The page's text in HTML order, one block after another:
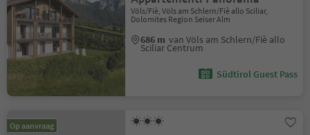
Völs/Fiè, Völs am Schlern/Fiè allo Sciliar,
Dolomites Region Seiser Alm
686 m van Völs am Schlern/Fiè allo
Sciliar Centrum
Südtirol Guest Pass
Op aanvraag